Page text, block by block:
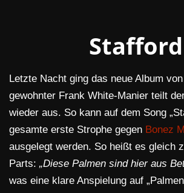
Stafford
Letzte Nacht ging das neue Album von
gewohnter Frank White-Manier teilt
wieder aus. So kann auf dem Song
gesamte erste Strophe gegen Bonez
ausgelegt werden. So heißt es gleich
Parts: „Diese Palmen sind hier aus
was eine klare Anspielung auf